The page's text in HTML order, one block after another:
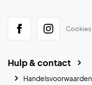
Cookies
Hulp & contact
Handelsvoorwaarden